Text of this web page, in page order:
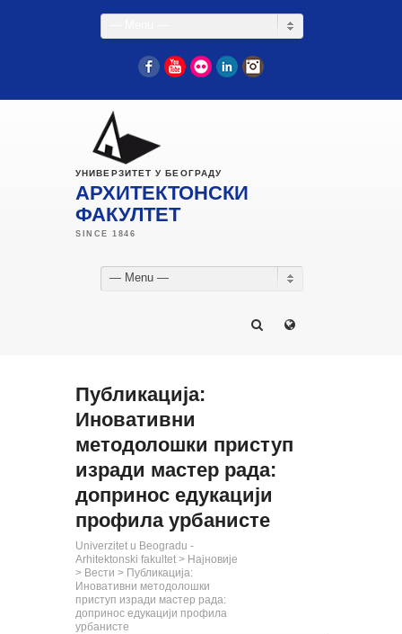
FacebookYouTube
Flickr LinkedIn
УНИВЕРЗИТЕТ У БЕОГРАДУ
АРХИТЕКТОНСКИ
ФАКУЛТЕТ
— Menu —
Публикација:
Иновативни
методолошки приступ
изради мастер рада:
допринос едукацији
профила урбанисте
Univerzitet u Beogradu -
Arhitektonski fakultet > Најновије
> Вести > Публикација:
Иновативни методолошки
приступ изради мастер рада:
допринос едукацији профила
урбанисте